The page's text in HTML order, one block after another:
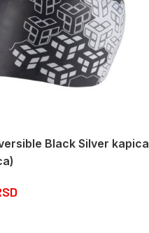
Black Silver kapica